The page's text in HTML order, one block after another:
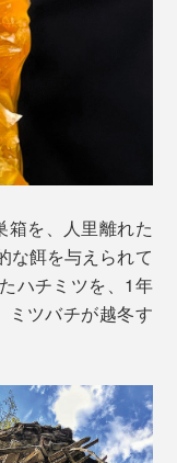
箱を、人里離れた
な餌を与えられて
ハチミツを、1年
ミツバチが越冬す